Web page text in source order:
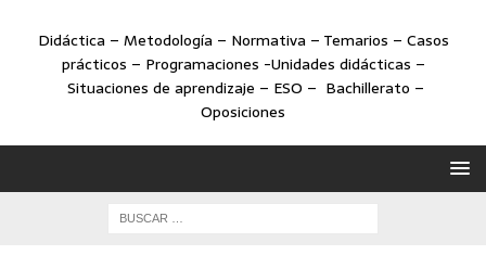
Didáctica – Metodología – Normativa – Temarios – Casos
prácticos – Programaciones -Unidades didácticas –
Situaciones de aprendizaje – ESO – Bachillerato –
Oposiciones